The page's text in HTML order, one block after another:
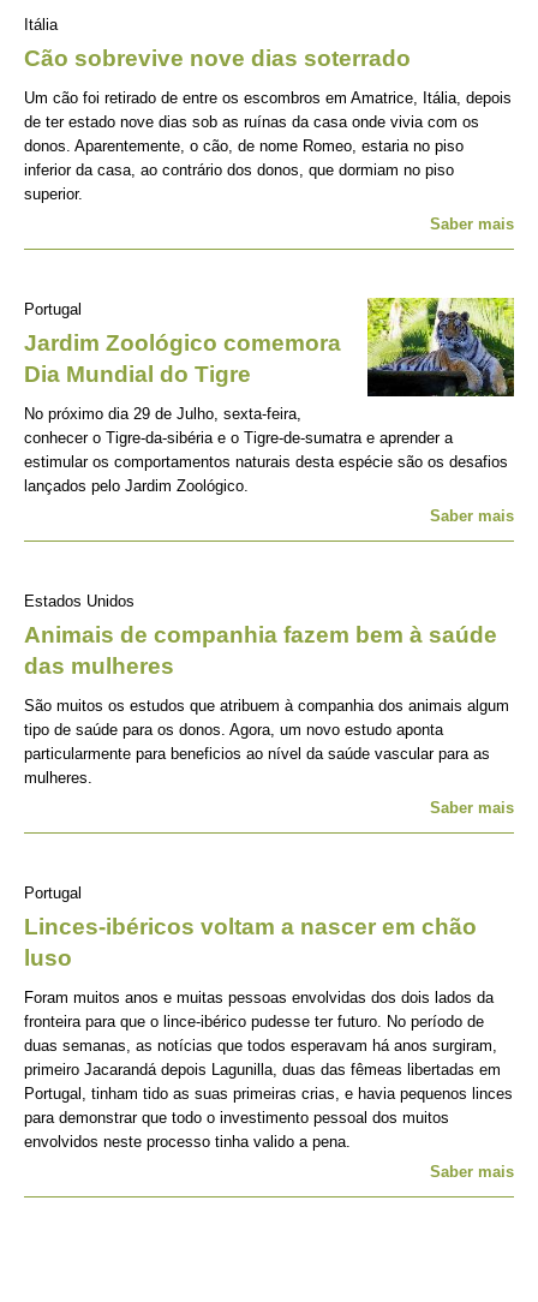
Itália
Cão sobrevive nove dias soterrado
Um cão foi retirado de entre os escombros em Amatrice, Itália, depois
de ter estado nove dias sob as ruínas da casa onde vivia com os
donos. Aparentemente, o cão, de nome Romeo, estaria no piso
inferior da casa, ao contrário dos donos, que dormiam no piso
superior.
Saber mais
Portugal
Jardim Zoológico comemora
Dia Mundial do Tigre
No próximo dia 29 de Julho, sexta-feira,
conhecer o Tigre-da-sibéria e o Tigre-de-sumatra e aprender a
estimular os comportamentos naturais desta espécie são os desafios
lançados pelo Jardim Zoológico.
Saber mais
Estados Unidos
Animais de companhia fazem bem à saúde
das mulheres
São muitos os estudos que atribuem à companhia dos animais algum
tipo de saúde para os donos. Agora, um novo estudo aponta
particularmente para beneficios ao nível da saúde vascular para as
mulheres.
Saber mais
Portugal
Linces-ibéricos voltam a nascer em chão
luso
Foram muitos anos e muitas pessoas envolvidas dos dois lados da
fronteira para que o lince-ibérico pudesse ter futuro. No período de
duas semanas, as notícias que todos esperavam há anos surgiram,
primeiro Jacarandá depois Lagunilla, duas das fêmeas libertadas em
Portugal, tinham tido as suas primeiras crias, e havia pequenos linces
para demonstrar que todo o investimento pessoal dos muitos
envolvidos neste processo tinha valido a pena.
Saber mais